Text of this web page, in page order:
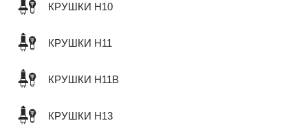
КРУШКИ H10
КРУШКИ H11
КРУШКИ H11B
КРУШКИ H13